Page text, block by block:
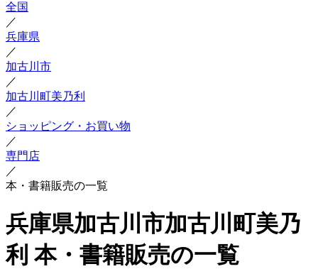
全国
／
兵庫県
／
加古川市
／
加古川町美乃利
／
ショッピング・お買い物
／
専門店
／
本・書籍販売の一覧
兵庫県加古川市加古川町美乃
利 本・書籍販売の一覧